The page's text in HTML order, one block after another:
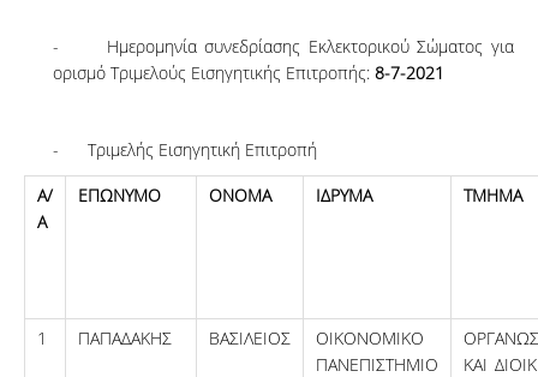
- Ημερομηνία συνεδρίασης Εκλεκτορικού Σώματος για
ορισμό Τριμελούς Εισηγητικής Επιτροπής: 8-7-2021
- Τριμελής Εισηγητική Επιτροπή
Α/
Α
ΕΠΩΝΥΜΟ ΟΝΟΜΑ ΙΔΡΥΜΑ ΤΜΗΜΑ
1 ΠΑΠΑΔΑΚΗΣ ΒΑΣΙΛΕΙΟΣ
ΟΙΚΟΝΟΜΙΚΟ
ΠΑΝΕΠΙΣΤΗΜΙΟ
ΚΑΙ